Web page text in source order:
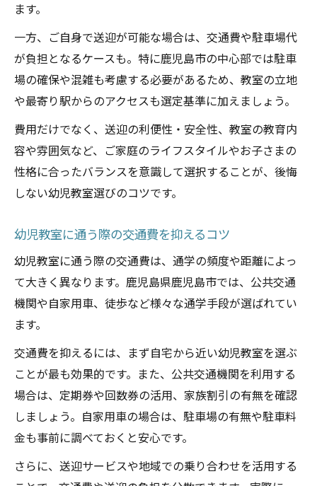
ます。
一方、ご自身で送迎が可能な場合は、交通費や駐車場代
が負担となるケースも。特に鹿児島市の中心部では駐車
場の確保や混雑も考慮する必要があるため、教室の立地
や最寄り駅からのアクセスも選定基準に加えましょう。
費用だけでなく、送迎の利便性・安全性、教室の教育内
容や雰囲気など、ご家庭のライフスタイルやお子さまの
性格に合ったバランスを意識して選択することが、後悔
しない幼児教室選びのコツです。
幼児教室に通う際の交通費を抑えるコツ
幼児教室に通う際の交通費は、通学の頻度や距離によっ
て大きく異なります。鹿児島県鹿児島市では、公共交通
機関や自家用車、徒歩など様々な通学手段が選ばれてい
ます。
交通費を抑えるには、まず自宅から近い幼児教室を選ぶ
ことが最も効果的です。また、公共交通機関を利用する
場合は、定期券や回数券の活用、家族割引の有無を確認
しましょう。自家用車の場合は、駐車場の有無や駐車料
金も事前に調べておくと安心です。
さらに、送迎サービスや地域での乗り合わせを活用する